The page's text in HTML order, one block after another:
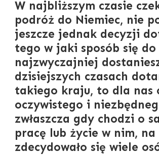
W najbliższym czasie
podróż do Niemiec, nie
jeszcze jednak decyzji
tego w jaki sposób się do
najzwyczajniej
dzisiejszych czasach
takiego kraju, to dla nas
oczywistego i
zwłaszcza gdy chodzi o
pracę lub życie w nim, na
zdecydowało się wiele